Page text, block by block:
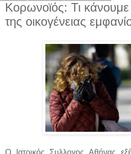
Κορωνοϊός: Τι
της οικογένειας
Ο Ιατρικός Συλλογος Αθήνας